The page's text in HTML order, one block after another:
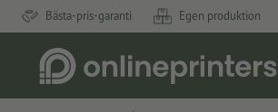
Bästa-pris-garanti Egen produktion